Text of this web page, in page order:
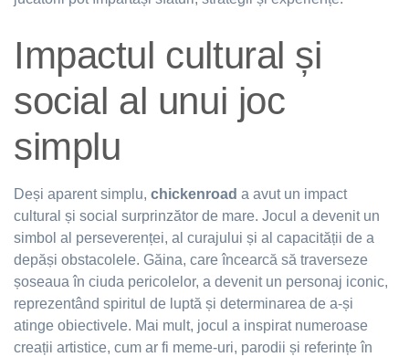
Impactul cultural și
social al unui joc
simplu
Deși aparent simplu, chickenroad a avut un impact
cultural și social surprinzător de mare. Jocul a devenit un
simbol al perseverenței, al curajului și al capacității de a
depăși obstacolele. Găina, care încearcă să traverseze
șoseaua în ciuda pericolelor, a devenit un personaj iconic,
reprezentând spiritul de luptă și determinarea de a-și
atinge obiectivele. Mai mult, jocul a inspirat numeroase
creații artistice, cum ar fi meme-uri, parodii și referințe în